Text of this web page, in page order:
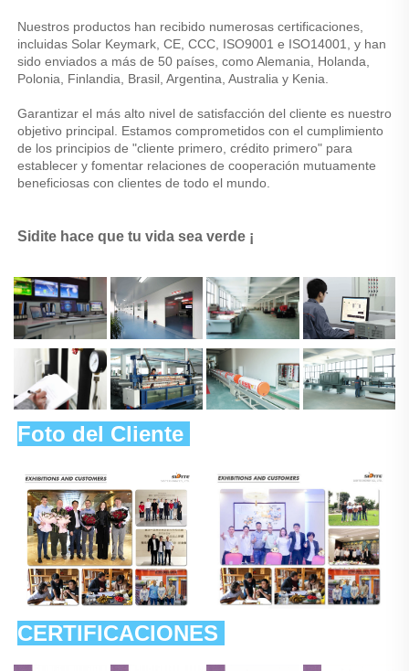
Nuestros productos han recibido numerosas certificaciones,
incluidas Solar Keymark, CE, CCC, ISO9001 e ISO14001, y han
sido enviados a más de 50 países, como Alemania, Holanda,
Polonia, Finlandia, Brasil, Argentina, Australia y Kenia.
Garantizar el más alto nivel de satisfacción del cliente es nuestro
objetivo principal. Estamos comprometidos con el cumplimiento
de los principios de "cliente primero, crédito primero" para
establecer y fomentar relaciones de cooperación mutuamente
beneficiosas con clientes de todo el mundo.
Sidite hace que tu vida sea verde ¡
Foto del Cliente
CERTIFICACIONES